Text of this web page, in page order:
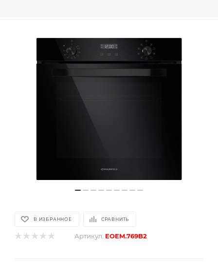
В ИЗБРАННОЕ СРАВНИТЬ
Артикул: EOEM.769B2